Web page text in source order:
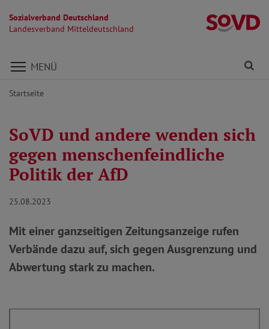
Sozialverband Deutschland
Landesverband Mitteldeutschland
Direkt zu den Inhalten springen
MENÜ
Startseite
SoVD und andere wenden sich
gegen menschenfeindliche
Politik der AfD
25.08.2023
Mit einer ganzseitigen Zeitungsanzeige rufen
Verbände dazu auf, sich gegen Ausgrenzung und
Abwertung stark zu machen.